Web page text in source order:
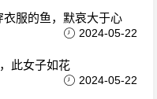
服的鱼，默哀大于心
2024-05-22
此女子如花
2024-05-22